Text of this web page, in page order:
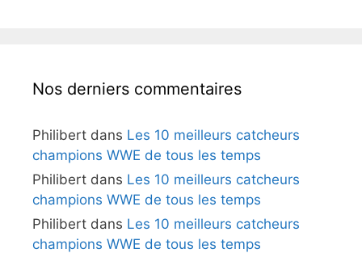
Nos derniers commentaires
Philibert dans Les 10 meilleurs catcheurs
champions WWE de tous les temps
Philibert dans Les 10 meilleurs catcheurs
champions WWE de tous les temps
Philibert dans Les 10 meilleurs catcheurs
champions WWE de tous les temps